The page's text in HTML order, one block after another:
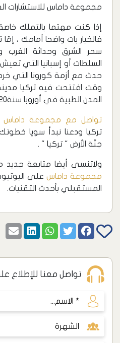
مجموعة داماس للاستشارات
إذا كنت مهتما بالتملك
فالخيار بات واضحا أمامك ،
سحر الشرق وحداثة الغرب
السلطات أو إسبانيا التي
حدث مع أزمة كورونا التي
وقت افتتحت فيه تركيا
المدن الطبية في أوروبا سنة2020 في أوجّ انتشار الوباء !.
تواصل مع مجموعة داماس
تركيا ودعنا نبدأ سويا
جنّة الأرض " تركيا " .
ولاتنسى أيضا متابعة جديد
مجموعة داماسعلى
المستقبلي بأحدث التقنيات.
تواصل معنا للإطلاع